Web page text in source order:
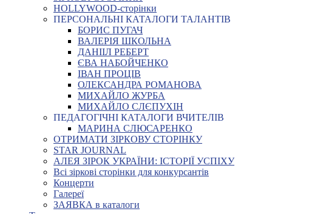
HOLLYWOOD-сторінки
ПЕРСОНАЛЬНІ КАТАЛОГИ ТАЛАНТІВ
БОРИС ПУГАЧ
ВАЛЕРІЯ ШКОЛЬНА
ДАНІІЛ РЕБЕРТ
ЄВА НАБОЙЧЕНКО
ІВАН ПРОЦІВ
ОЛЕКСАНДРА РОМАНОВА
МИХАЙЛО ЖУРБА
МИХАЙЛО СЛЄПУХІН
ПЕДАГОГІЧНІ КАТАЛОГИ ВЧИТЕЛІВ
МАРИНА СЛЮСАРЕНКО
ОТРИМАТИ ЗІРКОВУ СТОРІНКУ
STAR JOURNAL
АЛЕЯ ЗІРОК УКРАЇНИ: ІСТОРІЇ УСПІХУ
Всі зіркові сторінки для конкурсантів
Концерти
Галереї
ЗАЯВКА в каталоги